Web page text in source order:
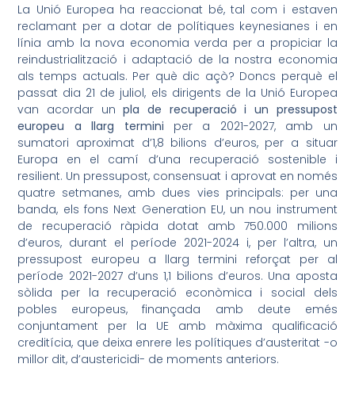
La Unió Europea ha reaccionat bé, tal com i estaven
reclamant per a dotar de polítiques keynesianes i en
línia amb la nova economia verda per a propiciar la
reindustrialització i adaptació de la nostra economia
als temps actuals. Per què dic açò? Doncs perquè el
passat dia 21 de juliol, els dirigents de la Unió Europea
van acordar unpla de recuperació i un pressupost
europeu a llarg termini per a 2021-2027, amb un
sumatori aproximat d’1,8 bilions d’euros, per a situar
Europa en el camí d’una recuperació sostenible i
resilient. Un pressupost, consensuat i aprovat en només
quatre setmanes, amb dues vies principals: per una
banda, els fons Next Generation EU, un nou instrument
de recuperació ràpida dotat amb 750.000 milions
d’euros, durant el període 2021-2024 i, per l’altra, un
pressupost europeu a llarg termini reforçat per al
període 2021-2027 d’uns 1,1 bilions d’euros. Una aposta
sòlida per la recuperació econòmica i social dels
pobles europeus, finançada amb deute emés
conjuntament per la UE amb màxima qualificació
creditícia, que deixa enrere les polítiques d’austeritat -o
millor dit, d’austericidi- de moments anteriors.